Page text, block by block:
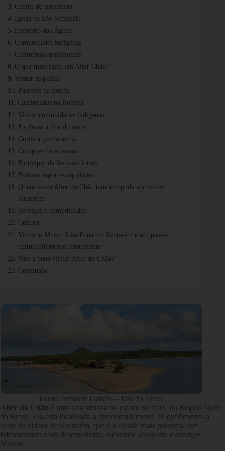
Centro de artesanato
Igreja de São Sebastião
Encontro das Águas
Comunidades indígenas
Cerimônias tradicionais
O que mais fazer em Alter Chão?
Visitar as praias
Passeios de lancha
Caminhadas na floresta
Visitar comunidades indígenas
Explorar a ilha do amor
Curtir a gastronomia
Compras de artesanato
Participar de festivais locais
Praticar esportes aquáticos
Quem visita Alter do Chão também pode aproveitar
Santarém
Serviços e comodidades
Cultura
Visitar o Museu João Fona em Santarém é um passeio
cultural/histórico interessante
Vale a pena visitar Alter do Chão?
Conclusão
Fonte: Amanda Galvão – Ilha do Amor
Alter do Chão é uma vila situada no estado do Pará, na Região Norte
do Brasil. Ela está localizada a aproximadamente 30 quilômetros a
oeste da cidade de Santarém, que é a cidade mais próxima com
infraestrutura mais desenvolvida, incluindo aeroporto e serviços
básicos.